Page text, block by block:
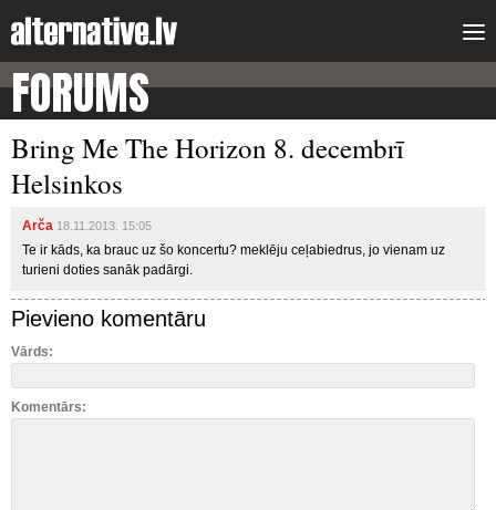
FORUMS
Bring Me The Horizon 8. decembrī
Helsinkos
Arča 18.11.2013. 15:05
Te ir kāds, ka brauc uz šo koncertu? meklēju ceļabiedrus, jo vienam uz
turieni doties sanāk padārgi.
Pievieno komentāru
Vārds:
Komentārs: